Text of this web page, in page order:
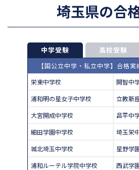
埼玉県の合
中学受験 高校受験
【国公立中学・私立中学】合格
栄東中学校
開智中
浦和明の星女子中学校
立教新
大宮開成中学校
昌平中
細田学園中学校
埼玉栄
城北埼玉中学校
星野学
浦和ルーテル学院中学校
西武学